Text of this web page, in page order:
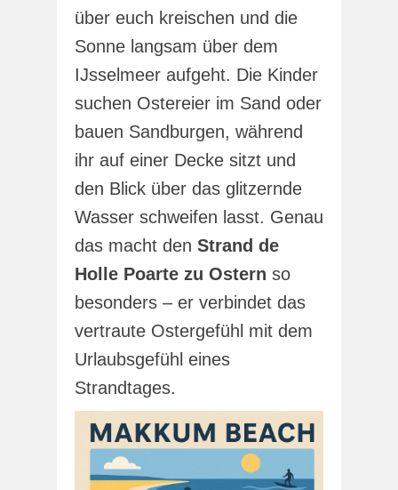
über euch kreischen und die
Sonne langsam über dem
IJsselmeer aufgeht. Die Kinder
suchen Ostereier im Sand oder
bauen Sandburgen, während
ihr auf einer Decke sitzt und
den Blick über das glitzernde
Wasser schweifen lasst. Genau
das macht den Strand de
Holle Poarte zu Ostern so
besonders – er verbindet das
vertraute Ostergefühl mit dem
Urlaubsgefühl eines
Strandtages.